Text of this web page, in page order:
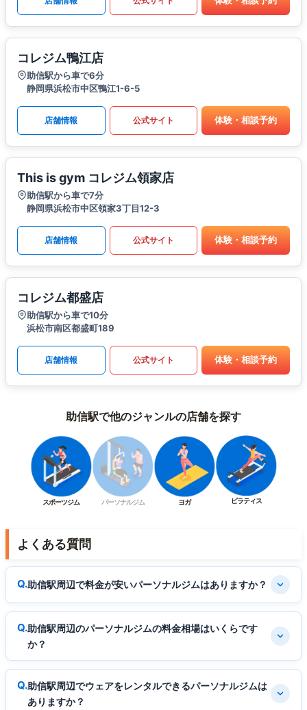
コレジム鴨江店
助信駅から車で6分
静岡県浜松市中区鴨江1-6-5
店舗情報 公式サイト 体験・相談予約
This is gym コレジム領家店
助信駅から車で7分
静岡県浜松市中区領家3丁目12-3
店舗情報 公式サイト 体験・相談予約
コレジム都盛店
助信駅から車で10分
浜松市南区都盛町189
店舗情報 公式サイト 体験・相談予約
助信駅で他のジャンルの店舗を探す
スポーツジム パーソナルジム ヨガ ピラティス
よくある質問
助信駅周辺で料金が安いパーソナルジムはありますか？
助信駅周辺のパーソナルジムの料金相場はいくらです
か？
助信駅周辺でウェアをレンタルできるパーソナルジムは
ありますか？